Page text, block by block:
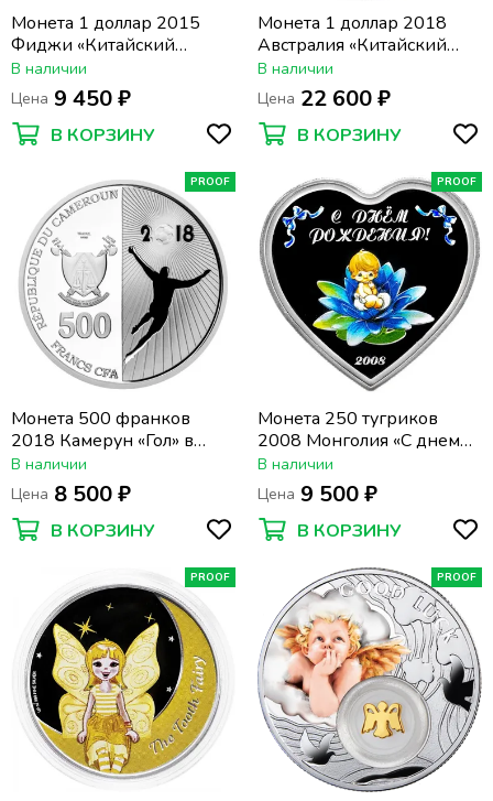
Монета 1 доллар 2015
Фиджи «Китайский
гороскоп - Год козы» в
футляре
В наличии
Цена 9 450 ₽
В КОРЗИНУ
Монета 1 доллар 2018
Австралия «Китайский
гороскоп - год собаки.
Лунный календарь» в
футляре
В наличии
Цена 22 600 ₽
В КОРЗИНУ
PROOF
Монета 500 франков
2018 Камерун «Гол» в
футляре, с сертификатом
В наличии
Цена 8 500 ₽
В КОРЗИНУ
PROOF
Монета 250 тугриков
2008 Монголия «С днем
рождения! Мальчик» в
футляре, с сертификатом
В наличии
Цена 9 500 ₽
В КОРЗИНУ
PROOF PROOF